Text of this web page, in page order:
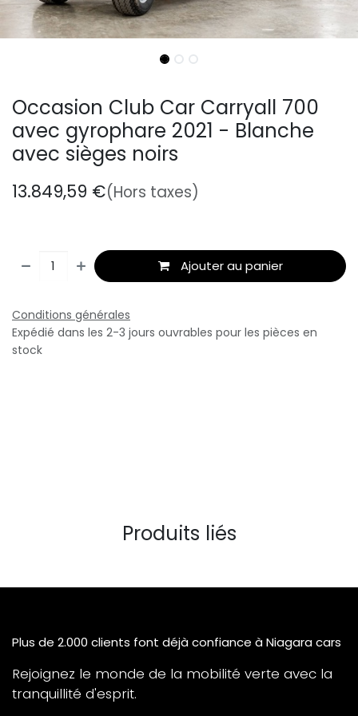
Occasion Club Car Carryall 700
avec gyrophare 2021 - Blanche
avec sièges noirs
13.849,59 €(Hors taxes)
Ajouter au panier
Conditions générales
Expédié dans les 2-3 jours ouvrables pour les pièces en
stock
Produits liés
Plus de 2.000 clients font déjà confiance à Niagara cars
Rejoignez le monde de la mobilité verte avec la
tranquillité d'esprit.